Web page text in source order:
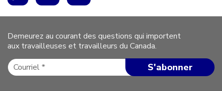
Demeurez au courant des questions qui importent
aux travailleuses et travailleurs du Canada.